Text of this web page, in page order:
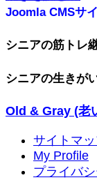
Joomla CMSサ
シニアの筋トレ
シニアの生きが
Old & Gray (老
サイトマ
My Profile
プライバ